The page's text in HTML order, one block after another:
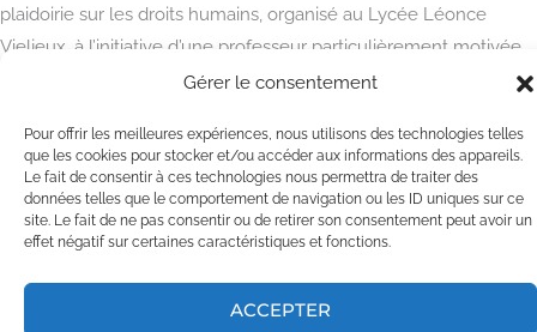
Gérer le consentement
Pour offrir les meilleures expériences, nous utilisons des technologies telles
que les cookies pour stocker et/ou accéder aux informations des appareils.
Le fait de consentir à ces technologies nous permettra de traiter des
données telles que le comportement de navigation ou les ID uniques sur ce
site. Le fait de ne pas consentir ou de retirer son consentement peut avoir un
effet négatif sur certaines caractéristiques et fonctions.
ACCEPTER
plaidoirie sur les droits humains, organisé au Lycée Léonce
Vieljeux, à l’initiative d’une professeur particulièrement motivée.
19 élèves, de la seconde à la terminale, ont eu le cran de monter
défendre les victimes et […]
Concours
Lire la suite »
BRT - Avocats